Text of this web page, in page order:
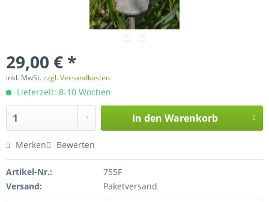
29,00 € *
inkl. MwSt.zzgl. Versandkosten
Lieferzeit: 8-10 Wochen
In den Warenkorb
Merken Bewerten
Artikel-Nr.:
755F
Versand:
Paketversand